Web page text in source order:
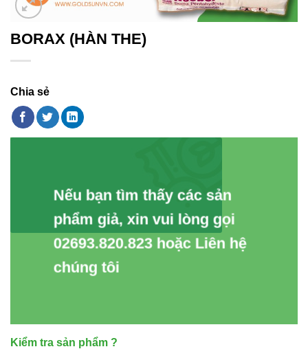
BORAX (HÀN THE)
Chia sẻ
Nếu bạn tìm thấy các sản
phẩm giả, xin vui lòng gọi
02693.820.823 hoặc Liên hệ
chúng tôi
Kiểm tra sản phẩm ?